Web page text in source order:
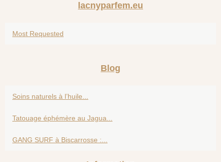
lacnyparfem.eu
Most Requested
Blog
Soins naturels à l’huile...
Tatouage éphémère au Jagua...
GANG SURF à Biscarrosse :...